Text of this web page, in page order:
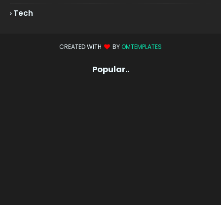
Tech
CREATED WITH BY OMTEMPLATES
Popular..